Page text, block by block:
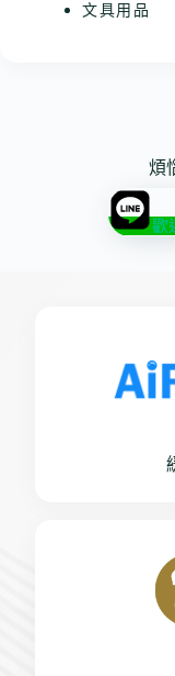
文具用品
煩
歡